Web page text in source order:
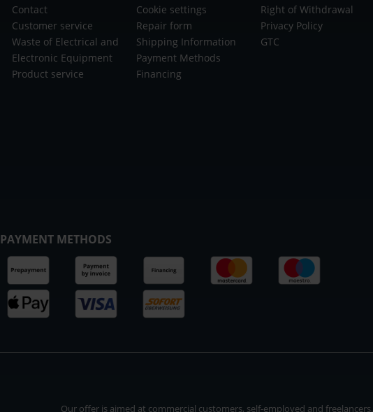
Contact
Customer service
Waste of Electrical and
Electronic Equipment
Product service
Cookie settings
Repair form
Shipping Information
Payment Methods
Financing
Right of Withdrawal
Privacy Policy
GTC
PAYMENT METHODS
Our offer is aimed at commercial customers, self-employed and